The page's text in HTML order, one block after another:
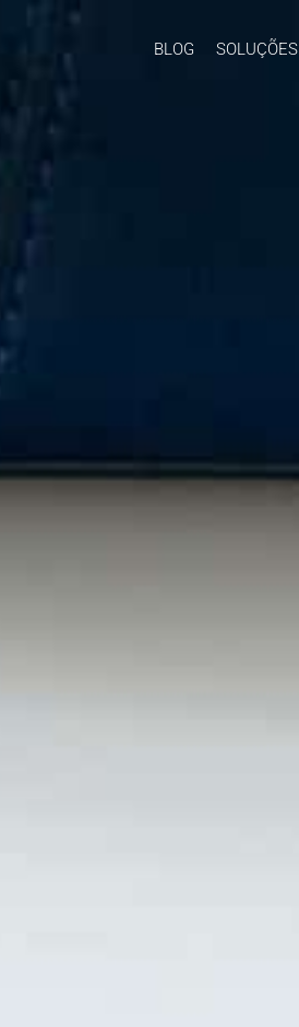
BLOG SOLUÇÕES